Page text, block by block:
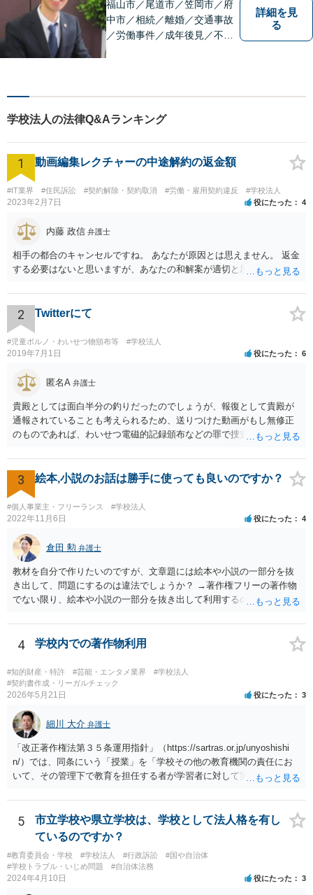
福山市／尾道市／笠岡市／府
中市／相続／離婚／交通事故
／労働事件／成年後見／不動
綜合法律事務所／T）０８４－
９８３－２３６０／F）０８４
ー９８３－２３６１
詳細を見
る
学校法人の法律Q&Aランキング
1 動画編集レクチャーの中途解約の返金額
#IT業界 #住民訴訟 #契約解除・契約取消 #労働・雇用契約違反 #学校法人
2023年2月7日 役にたった 4
内藤 政信 弁護士
相手の都合のキャンセルですね。 あなたが原因とは思えません。 返金
する必要はないと思いますが、あなたの和解案が適切と思います。
2 Twitterにて
#児童ポルノ・わいせつ物頒布等 #学校法人
2019年7月1日 役にたった 6
匿名A 弁護士
貴殿としては面白半分の釣りだったのでしょうが、報復として貴殿が
通報されていることも考えられるため、送りつけた動画がもし無修正
のものであれば、わいせつ電磁的記録頒布などの罪で捜査の対象にな
察が自宅に来て、パソコンの中身を見られたり事情聴取を受けたりす
る可能性はゼロとは言えません。このようなことが繰り返されないこ
とを望みます。 まあ警察もこのような軽微な事案まではなかなか手が
回らないと思いますが。 それと、動画についてＫ高校の名前が挙がっ
ていますが、学校名を特定する根拠が不明でデマの可能性がある場
合、その高校名を拡散する行為は不適切と思われます。私学の場合、
学校法人の名誉を毀損したとして損害賠償を求められる可能性も否定
できません。
3 絵本,小説のお話は勝手に使っても良いのですか？
#個人事業主・フリーランス #学校法人
2022年11月6日 役にたった 4
倉田 勲 弁護士
教材を自分で作りたいのですが、文章題には絵本や小説の一部分を抜
き出して、問題にするのは違法でしょうか？ →著作権フリーの著作物
でない限り、絵本や小説の一部分を抜き出して利用するのは著作権法
4 学校内での著作物利用
#知的財産・特許 #芸能・エンタメ業界
#学校法人
#契約書作成・リーガルチェック
2026年5月21日 役にたった 3
細川 大介 弁護士
「改正著作権法第３５条運用指針」（https://sartras.or.jp/unyoshishi
n/）では、同条にいう「授業」を「学校その他の教育機関の責任にお
いて、その管理下で教育を担任する者が学習者に対して実施する教育
級活動・クラブ活動・学校行事等）、部活動、課外補習授業等を、該
当しない例として自主的なボランティア活動・保護者会・ＰＴＡ活動
等を列挙しています。 本件をこれに当てはめますと、 ①主体である学
校司書は、学校図書館法第６条第１項上「専ら学校図書館の職務に従
事する職員」と位置づけられ、運用指針にいう「教育を担任する者」
に該当しません。 ②活動内容も、特別活動・学校行事等ではなく、図
5
市立学校や県立学校は、学校として法人格を有し
ているのですか？
#教育委員会・学校 #学校法人 #行政訴訟
#国や自治体
#学校トラブル・いじめ問題
#自治体法務
2024年4月10日 役にたった 3